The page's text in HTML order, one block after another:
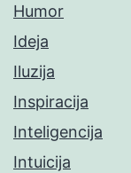
Humor
Ideja
Iluzija
Inspiracija
Inteligencija
Intuicija